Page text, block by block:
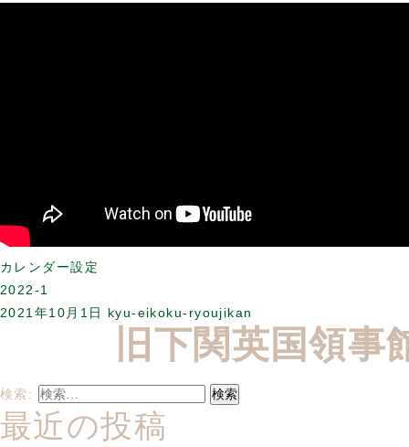
カレンダー設定
2022-1
2021年10月1日
kyu-eikoku-ryoujikan
旧下関英国領
検索:
最近の投稿